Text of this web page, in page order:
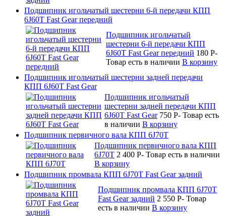
Подшипник игольчатый шестерни 6-й передачи КПП
6J60T Fast Gear передний
Подшипник игольчатый
шестерни 6-й передачи КПП
6J60T Fast Gear передний 180 P-
Товар есть в наличии В корзину
Подшипник игольчатый шестерни задней передачи
КПП 6J60T Fast Gear
Подшипник игольчатый
шестерни задней передачи КПП
6J60T Fast Gear 750 P- Товар есть
в наличии В корзину
Подшипник первичного вала КПП 6J70T
Подшипник первичного вала КПП
6J70T 2 400 P- Товар есть в наличии
В корзину
Подшипник промвала КПП 6J70T Fast Gear задний
Подшипник промвала КПП 6J70T
Fast Gear задний 2 550 P- Товар
есть в наличии В корзину